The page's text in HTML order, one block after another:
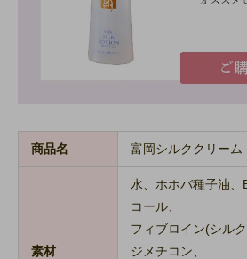
商品名 富岡シルククリーム
素材
水、ホホバ種子油
コール、
フィブロイン(シル
ジメチコン、